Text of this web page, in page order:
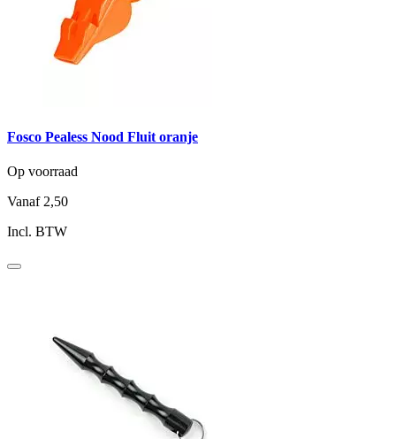
Fosco Pealess Nood Fluit oranje
Op voorraad
Vanaf 2,50
Incl. BTW